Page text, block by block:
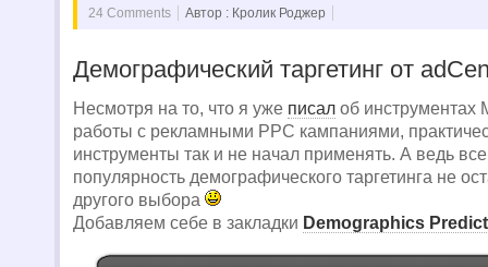
24 Comments Автор : Кролик Роджер
Демографический таргетинг от
Несмотря на то, что я уже писал об инструментах
работы с рекламными PPC кампаниями,
инструменты так и не начал применять. А ведь
популярность демографического таргетинга не
другого выбора
Добавляем себе в закладки Demographics